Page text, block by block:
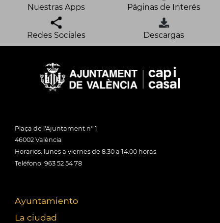
Nuestras Apps Páginas de Interés
Redes Sociales Descargas
Plaça de l'Ajuntament nº 1
46002 València
Horarios: lunes a viernes de 8:30 a 14:00 horas
Teléfono: 963 52 54 78
Ayuntamiento
La ciudad